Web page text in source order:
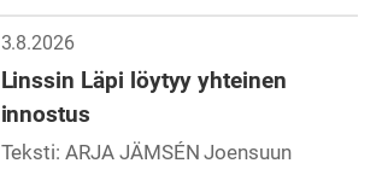
3.8.2026
Linssin Läpi löytyy yhteinen
innostus
Teksti: ARJA JÄMSÉN Joensuun